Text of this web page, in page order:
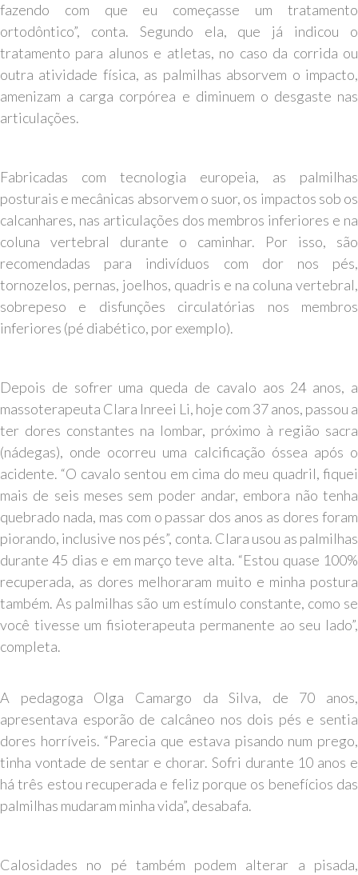
fazendo com que eu começasse um tratamento
ortodôntico”, conta. Segundo ela, que já indicou o
tratamento para alunos e atletas, no caso da corrida ou
outra atividade física, as palmilhas absorvem o impacto,
amenizam a carga corpórea e diminuem o desgaste nas
articulações.
Fabricadas com tecnologia europeia, as palmilhas
posturais e mecânicas absorvem o suor, os impactos sob os
calcanhares, nas articulações dos membros inferiores e na
coluna vertebral durante o caminhar. Por isso, são
recomendadas para indivíduos com dor nos pés,
tornozelos, pernas, joelhos, quadris e na coluna vertebral,
sobrepeso e disfunções circulatórias nos membros
inferiores (pé diabético, por exemplo).
Depois de sofrer uma queda de cavalo aos 24 anos, a
massoterapeuta Clara Inreei Li, hoje com 37 anos, passou a
ter dores constantes na lombar, próximo à região sacra
(nádegas), onde ocorreu uma calcificação óssea após o
acidente. “O cavalo sentou em cima do meu quadril, fiquei
mais de seis meses sem poder andar, embora não tenha
quebrado nada, mas com o passar dos anos as dores foram
piorando, inclusive nos pés”, conta. Clara usou as palmilhas
durante 45 dias e em março teve alta. “Estou quase 100%
recuperada, as dores melhoraram muito e minha postura
também. As palmilhas são um estímulo constante, como se
você tivesse um fisioterapeuta permanente ao seu lado”,
completa.
A pedagoga Olga Camargo da Silva, de 70 anos,
apresentava esporão de calcâneo nos dois pés e sentia
dores horríveis. “Parecia que estava pisando num prego,
tinha vontade de sentar e chorar. Sofri durante 10 anos e
há três estou recuperada e feliz porque os benefícios das
palmilhas mudaram minha vida”, desabafa.
Calosidades no pé também podem alterar a pisada,